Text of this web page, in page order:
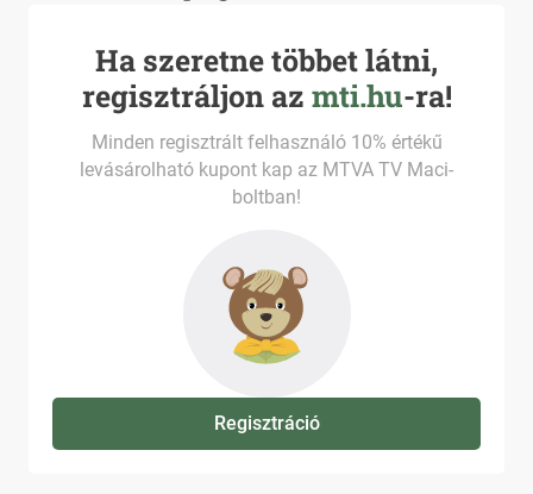
Ha szeretne többet látni,
regisztráljon az mti.hu-ra!
Minden regisztrált felhasználó 10% értékű
levásárolható kupont kap az MTVA TV Maci-
boltban!
Regisztráció